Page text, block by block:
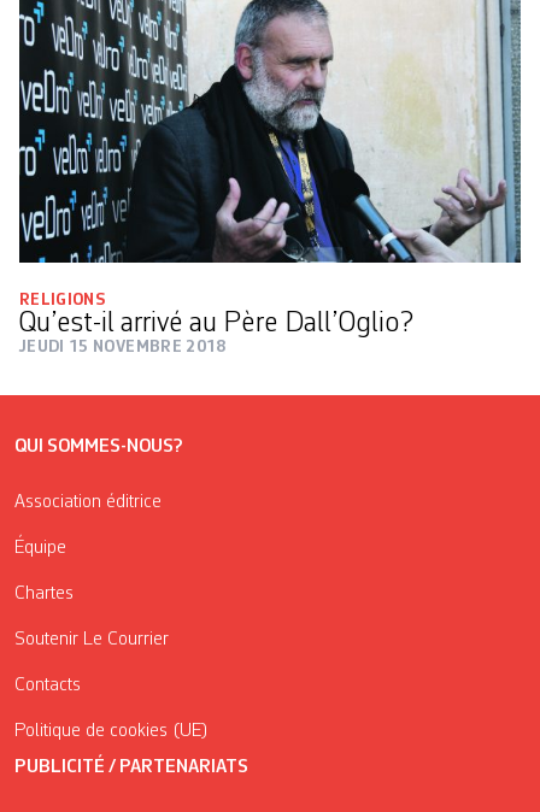
RELIGIONS
Qu’est-il arrivé au Père Dall’Oglio?
JEUDI 15 NOVEMBRE 2018
QUI SOMMES-NOUS?
Association éditrice
Équipe
Chartes
Soutenir Le Courrier
Contacts
Politique de cookies (UE)
PUBLICITÉ / PARTENARIATS